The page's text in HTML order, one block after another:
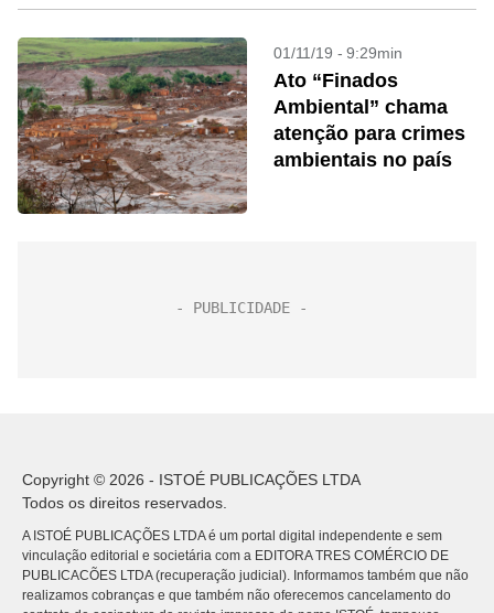
01/11/19 - 9:29min
Ato “Finados
Ambiental” chama
atenção para crimes
ambientais no país
Copyright © 2026 - ISTOÉ PUBLICAÇÕES LTDA
Todos os direitos reservados.
A ISTOÉ PUBLICAÇÕES LTDA é um portal digital independente e sem
vinculação editorial e societária com a EDITORA TRES COMÉRCIO DE
PUBLICACÕES LTDA (recuperação judicial). Informamos também que não
realizamos cobranças e que também não oferecemos cancelamento do